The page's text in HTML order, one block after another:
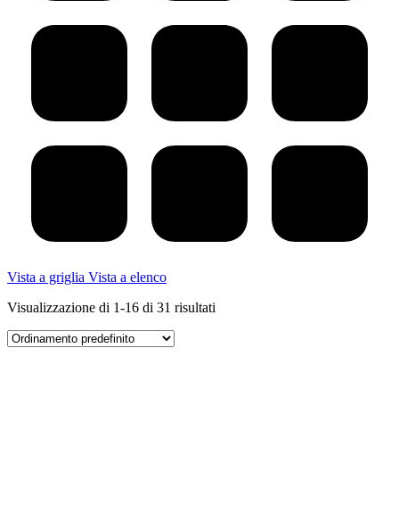
Vista a griglia Vista a elenco
Visualizzazione di 1-16 di 31 risultati